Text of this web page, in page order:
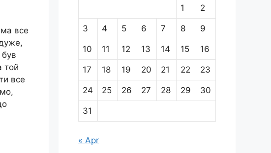
все
той
все
1 2
3 4 5 6 7 8 9
10 11 12 13 14 15 16
17 18 19 20 21 22 23
24 25 26 27 28 29 30
31
« Apr